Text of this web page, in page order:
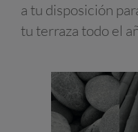
a tu disposición
tu terraza todo el